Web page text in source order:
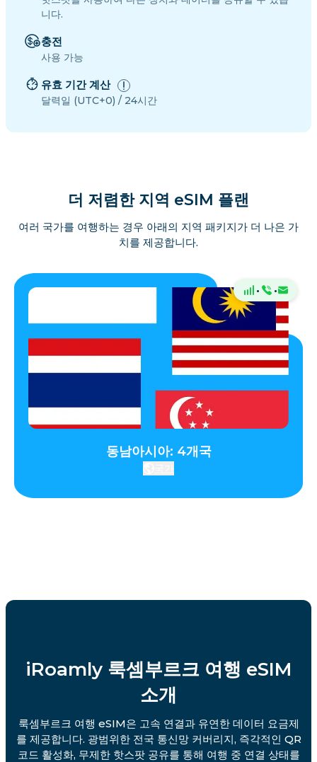
니다.
충전
사용 가능
유효 기간 계산
달력일 (UTC+0) / 24시간
더 저렴한 지역 eSIM 플랜
여러 국가를 여행하는 경우 아래의 지역 패키지가 더 나은 가
치를 제공합니다.
· ·
동남아시아: 4개국
iRoamly 룩셈부르크 여행 eSIM
소개
룩셈부르크 여행 eSIM은 고속 연결과 유연한 데이터 요금제
를 제공합니다. 광범위한 전국 통신망 커버리지, 즉각적인 QR
코드 활성화, 무제한 핫스팟 공유를 통해 여행 중 연결 상태를